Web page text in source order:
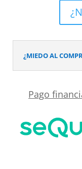
acabado
mate
GRIS
con
resina
¿MIEDO AL
Pago